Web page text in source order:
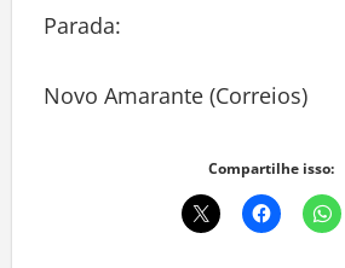
Parada:
Novo Amarante (Correios)
Compartilhe isso: